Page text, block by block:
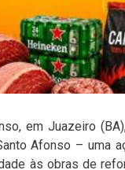
em Juazeiro
Afonso – uma
às obras de